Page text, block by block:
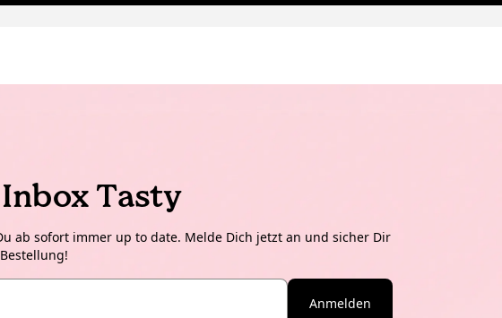
Tasty
ab sofort immer up to date. Melde Dich jetzt an und sicher Dir
Anmelden